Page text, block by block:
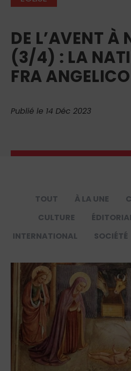
DE L’AVENT À
(3/4) : LA
FRA ANGELICO
Publié le 14 Déc 2023
TOUT À LA UNE
CULTURE
INTERNATIONAL
SOCIÉTÉ